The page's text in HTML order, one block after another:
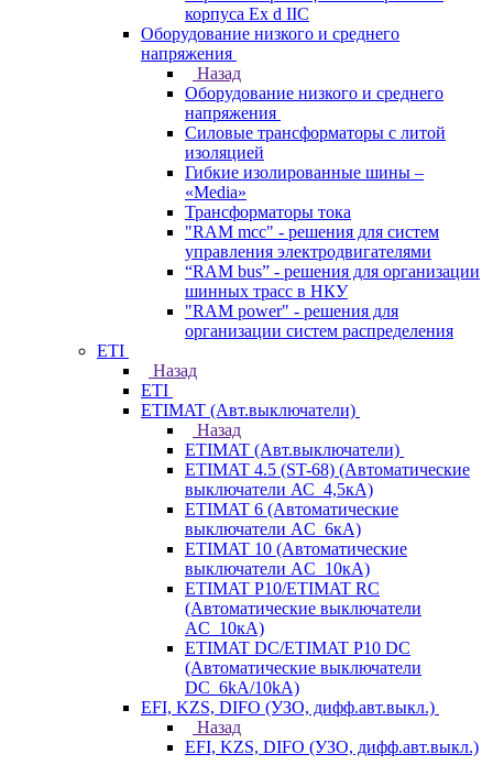
корпуса Ex d IIС
Оборудование низкого и среднего
напряжения
Назад
Оборудование низкого и среднего
напряжения
Силовые трансформаторы с литой
изоляцией
Гибкие изолированные шины –
«Media»
Трансформаторы тока
"RAM mcc" - решения для систем
управления электродвигателями
“RAM bus” - решения для организации
шинных трасс в НКУ
"RAM power" - решения для
организации систем распределения
ETI
Назад
ETI
ETIMAT (Авт.выключатели)
Назад
ETIMAT (Авт.выключатели)
ETIMAT 4.5 (ST-68) (Автоматические
выключатели АС_4,5кА)
ETIMAT 6 (Автоматические
выключатели AC_6кА)
ETIMAT 10 (Автоматические
выключатели AC_10кА)
ETIMAT P10/ETIMAT RC
(Автоматические выключатели
AC_10кА)
ETIMAT DC/ETIMAT P10 DC
(Автоматические выключатели
DC_6kA/10kA)
EFI, KZS, DIFO (УЗО, дифф.авт.выкл.)
Назад
EFI, KZS, DIFO (УЗО, дифф.авт.выкл.)